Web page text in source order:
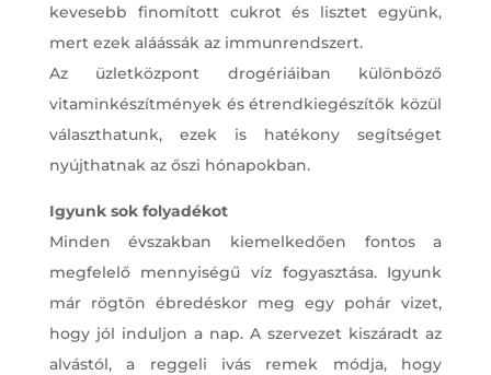
kevesebb finomított cukrot és lisztet együnk,
mert ezek aláássák az immunrendszert.
Az üzletközpont drogériáiban különböző
vitaminkészítmények és étrendkiegészítők közül
választhatunk, ezek is hatékony segítséget
nyújthatnak az őszi hónapokban.
Igyunk sok folyadékot
Minden évszakban kiemelkedően fontos a
megfelelő mennyiségű víz fogyasztása. Igyunk
már rögtön ébredéskor meg egy pohár vizet,
hogy jól induljon a nap. A szervezet kiszáradt az
alvástól, a reggeli ivás remek módja, hogy